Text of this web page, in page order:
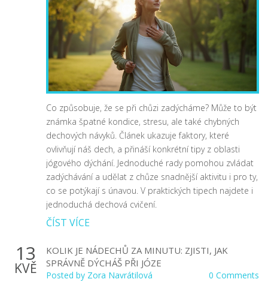
Co způsobuje, že se při chůzi zadýcháme? Může to být
známka špatné kondice, stresu, ale také chybných
dechových návyků. Článek ukazuje faktory, které
ovlivňují náš dech, a přináší konkrétní tipy z oblasti
jógového dýchání. Jednoduché rady pomohou zvládat
zadýchávání a udělat z chůze snadnější aktivitu i pro ty,
co se potýkají s únavou. V praktických tipech najdete i
jednoduchá dechová cvičení.
ČÍST VÍCE
13
KVĚ
KOLIK JE NÁDECHŮ ZA MINUTU: ZJISTI, JAK
SPRÁVNĚ DÝCHÁŠ PŘI JÓZE
Posted by Zora Navrátilová 0 Comments